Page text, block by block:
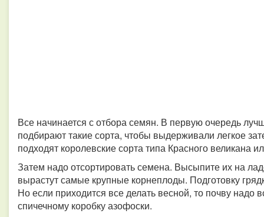
Все начинается с отбора семян. В первую очередь
подбирают такие сорта, чтобы выдерживали легкое
подходят королевские сорта типа Красного великана
Затем надо отсортировать семена. Высыпите их на
вырастут самые крупные корнеплоды. Подготовку
Но если приходится все делать весной, то почву надо
спичечному коробку азофоски.